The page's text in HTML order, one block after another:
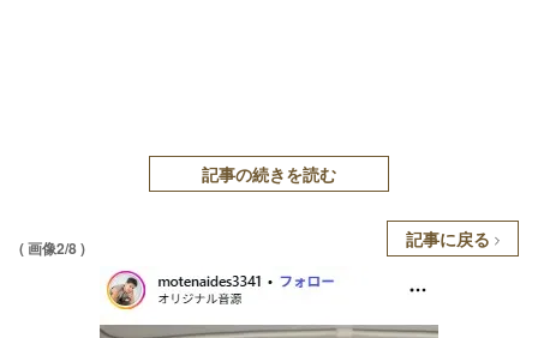
記事の続きを読む
( 画像2/8 ) 記事に戻る